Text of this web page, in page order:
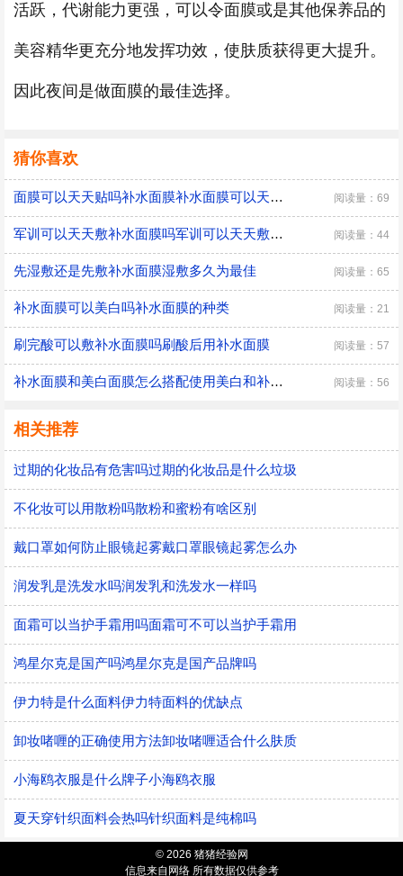
活跃，代谢能力更强，可以令面膜或是其他保养品的
美容精华更充分地发挥功效，使肤质获得更大提升。
因此夜间是做面膜的最佳选择。
猜你喜欢
面膜可以天天贴吗补水面膜补水面膜可以天天贴吗 阅读量：69
军训可以天天敷补水面膜吗军训可以天天敷补水面膜么 阅读量：44
先湿敷还是先敷补水面膜湿敷多久为最佳 阅读量：65
补水面膜可以美白吗补水面膜的种类 阅读量：21
刷完酸可以敷补水面膜吗刷酸后用补水面膜 阅读量：57
补水面膜和美白面膜怎么搭配使用美白和补水面膜如何搭配使用 阅读量：56
相关推荐
过期的化妆品有危害吗过期的化妆品是什么垃圾
不化妆可以用散粉吗散粉和蜜粉有啥区别
戴口罩如何防止眼镜起雾戴口罩眼镜起雾怎么办
润发乳是洗发水吗润发乳和洗发水一样吗
面霜可以当护手霜用吗面霜可不可以当护手霜用
鸿星尔克是国产吗鸿星尔克是国产品牌吗
伊力特是什么面料伊力特面料的优缺点
卸妆啫喱的正确使用方法卸妆啫喱适合什么肤质
小海鸥衣服是什么牌子小海鸥衣服
夏天穿针织面料会热吗针织面料是纯棉吗
© 2026 猪猪经验网
信息来自网络 所有数据仅供参考